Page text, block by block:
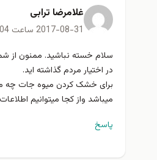
غلامرضا ترابی
2017-08-31 ساعت 01:04
سلام خسته نباشید. ممنون از
در اختیار مردم گذاشته اید.
برای خشک کردن میوه جات چه
میباشد واز کجا میتوانیم
پاسخ